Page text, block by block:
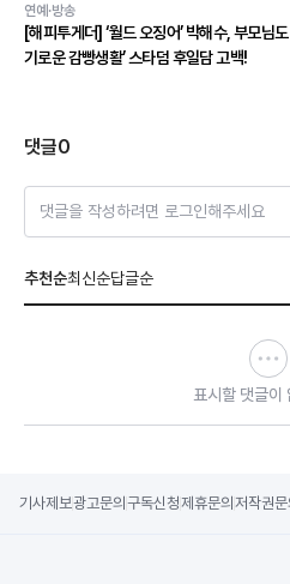
연예·방송
[해피투게더] ‘월드 오징어’ 박해수, 부모님
기로운 감빵생활’ 스타덤 후일담 고백!
댓글0
댓글을 작성하려면 로그인해주세요
추천순최신순답글순
표시할 댓글이
기사제보광고문의 구독신청제휴문의 저작권문